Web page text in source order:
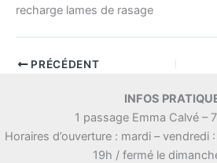
recharge lames de rasage
PRÉCÉDENT
INFOS
1 passage Emma Calvé –
Horaires d’ouverture : mardi –
19h / fermé le